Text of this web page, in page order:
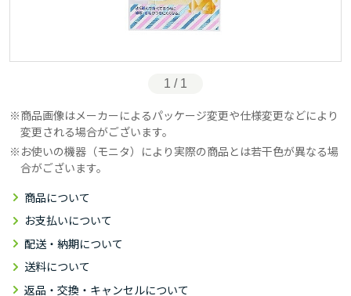
1 / 1
商品画像はメーカーによるパッケージ変更や仕様変更などにより
変更される場合がございます。
お使いの機器（モニタ）により実際の商品とは若干色が異なる場
合がございます。
商品について
お支払いについて
配送・納期について
送料について
返品・交換・キャンセルについて